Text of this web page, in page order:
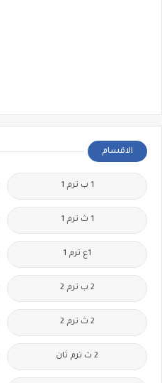
الاقسام
1 ب ترم 1
1 ث ترم 1
1ع ترم 1
2 ب ترم 2
2 ث ترم 2
2 ث ترم ثان